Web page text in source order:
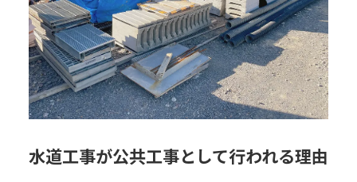
水道工事が公共工事として行われる理由